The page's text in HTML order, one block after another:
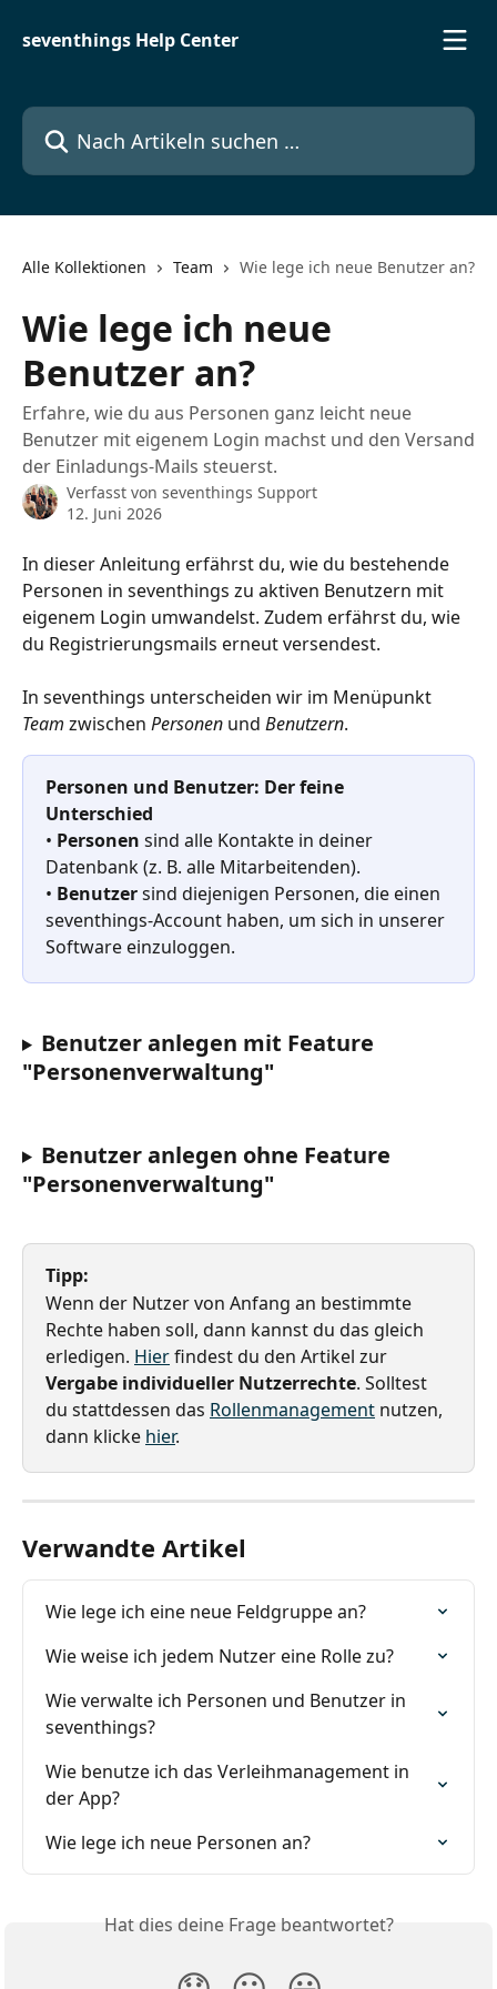
seventhings Help Center
Nach Artikeln suchen …
Alle Kollektionen Team Wie lege ich neue Benutzer an?
Wie lege ich neue
Benutzer an?
Erfahre, wie du aus Personen ganz leicht neue
Benutzer mit eigenem Login machst und den Versand
der Einladungs-Mails steuerst.
Verfasst von seventhings Support
12. Juni 2026
In dieser Anleitung erfährst du, wie du bestehende
Personen in seventhings zu aktiven Benutzern mit
eigenem Login umwandelst. Zudem erfährst du, wie
du Registrierungsmails erneut versendest.
In seventhings unterscheiden wir im Menüpunkt
Team zwischen Personen und Benutzern.
Personen und Benutzer: Der feine
Unterschied
• Personen sind alle Kontakte in deiner
Datenbank (z. B. alle Mitarbeitenden).
• Benutzer sind diejenigen Personen, die einen
seventhings-Account haben, um sich in unserer
Software einzuloggen.
Benutzer anlegen mit Feature
"Personenverwaltung"
Benutzer anlegen ohne Feature
"Personenverwaltung"
Tipp:
Wenn der Nutzer von Anfang an bestimmte
Rechte haben soll, dann kannst du das gleich
erledigen. Hier findest du den Artikel zur
Vergabe individueller Nutzerrechte. Solltest
du stattdessen das Rollenmanagement nutzen,
dann klicke hier.
Verwandte Artikel
Wie lege ich eine neue Feldgruppe an?
Wie weise ich jedem Nutzer eine Rolle zu?
Wie verwalte ich Personen und Benutzer in
seventhings?
Wie benutze ich das Verleihmanagement in
der App?
Wie lege ich neue Personen an?
Hat dies deine Frage beantwortet?